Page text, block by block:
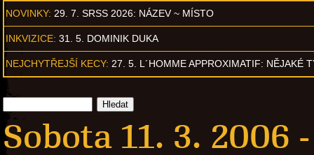
NOVINKY: 29. 7. SRSS 2026: NÁZEV ~ MÍSTO
INKVIZICE: 31. 5. DOMINIK DUKA
NEJCHYTŘEJŠÍ KECY: 27. 5. L´HOMME APPROXIMATIF: NĚJAKÉ
Sobota 11. 3. 2006